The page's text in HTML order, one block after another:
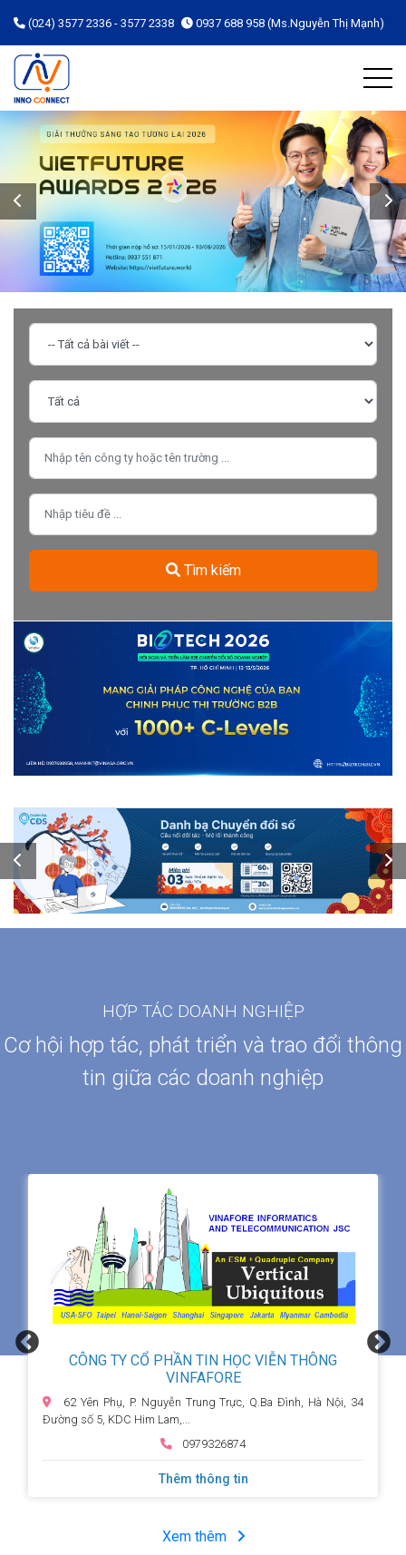
(024) 3577 2336 - 3577 2338 0937 688 958 (Ms.Nguyễn Thị Mạnh)
Tìm kiếm
HỢP TÁC DOANH NGHIỆP
Cơ hội hợp tác, phát triển và trao đổi thông
tin giữa các doanh nghiệp
CÔNG TY CỔ PHẦN TIN HỌC VIỄN THÔNG
VINFAFORE
62 Yên Phụ, P. Nguyễn Trung Trực, Q.Ba Đình, Hà Nội, 34
Đường số 5, KDC Him Lam,...
0979326874
Thêm thông tin
Xem thêm